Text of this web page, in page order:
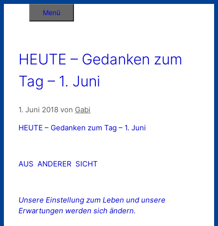
Menü
HEUTE – Gedanken zum
Tag – 1. Juni
1. Juni 2018 von Gabi
HEUTE – Gedanken zum Tag – 1. Juni
AUS ANDERER SICHT
Unsere Einstellung zum Leben und unsere
Erwartungen werden sich ändern.